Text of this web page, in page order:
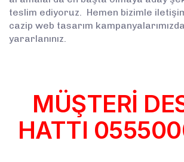
teslim ediyoruz. Hemen bizimle
cazip web tasarım
yararlanınız.
MÜŞTERİ
HATTI